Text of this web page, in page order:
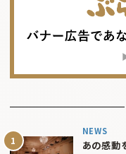
NEWS
あの感動